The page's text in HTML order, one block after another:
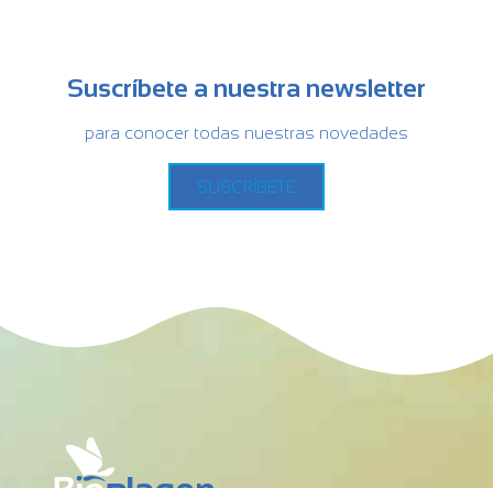
Suscríbete a nuestra newsletter
para conocer todas nuestras novedades
SUSCRÍBETE